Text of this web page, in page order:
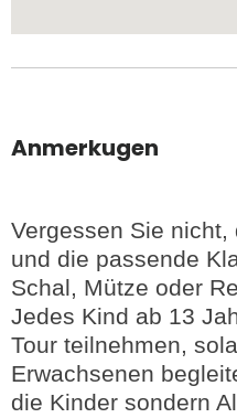
Anmerkugen
Vergessen Sie
und die passende
Schal, Mütze oder
Jedes Kind ab 13
Tour teilnehmen,
Erwachsenen
die Kinder sondern